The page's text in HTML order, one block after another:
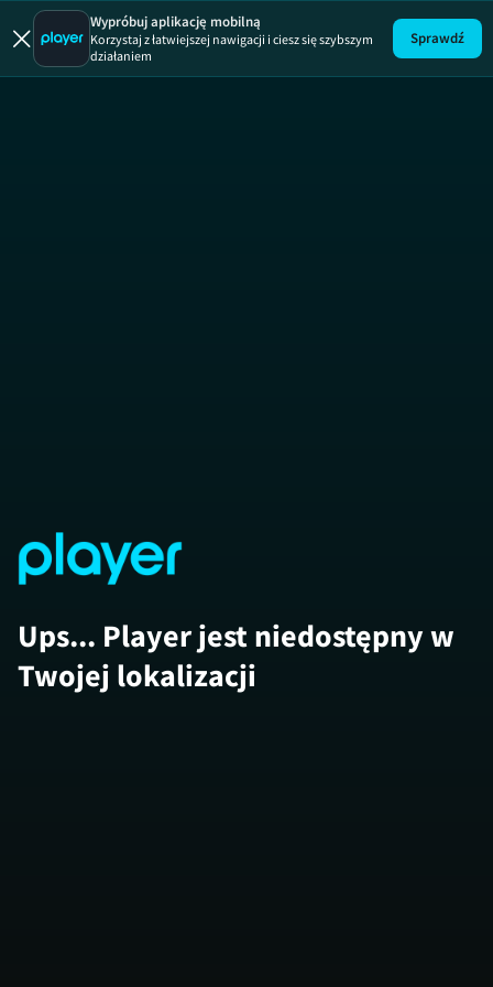
Dorota
Wypróbuj aplikację mobilną
Korzystaj z łatwiejszej nawigacji i ciesz się szybszym
działaniem
Sprawdź
Ups... Player jest niedostępny w
Twojej lokalizacji